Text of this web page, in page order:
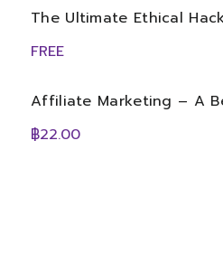
The Ultimate Ethical
FREE
Affiliate Marketing – A
฿22.00